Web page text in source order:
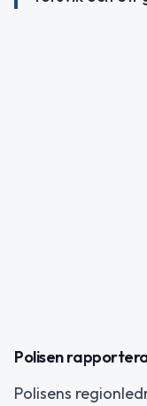
Polisen
Polisens